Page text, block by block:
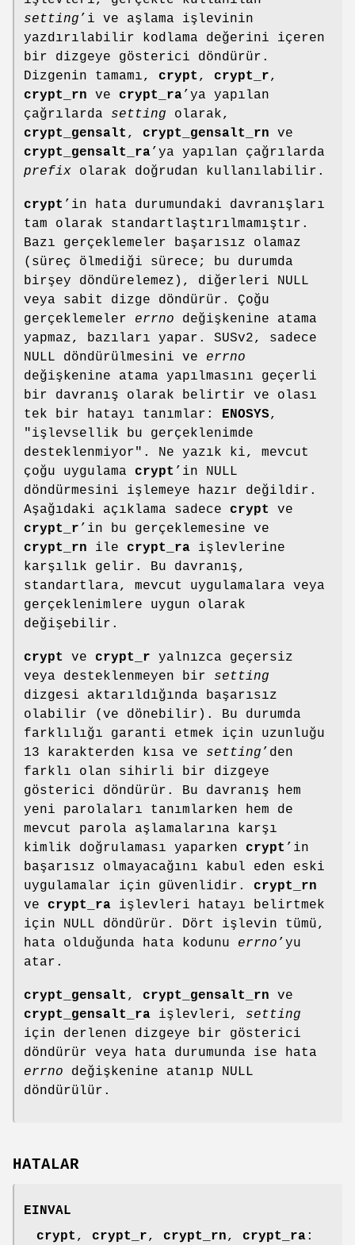
setting ’i ve aşlama işlevinin
yazdırılabilir kodlama değerini içeren
bir dizgeye gösterici döndürür.
Dizgenin tamamı, crypt , crypt_r,
crypt_rn ve crypt_ra’ya yapılan
çağrılarda setting olarak,
crypt_gensalt , crypt_gensalt_rn ve
crypt_gensalt_ra’ya yapılan çağrılarda
prefix olarak doğrudan kullanılabilir.
crypt ’in hata durumundaki davranışları
tam olarak standartlaştırılmamıştır.
Bazı gerçeklemeler başarısız olamaz
(süreç ölmediği sürece; bu durumda
birşey döndürelemez), diğerleri NULL
veya sabit dizge döndürür. Çoğu
gerçeklemeler errno değişkenine atama
yapmaz, bazıları yapar. SUSv2, sadece
NULL döndürülmesini ve errno
değişkenine atama yapılmasını geçerli
bir davranış olarak belirtir ve olası
tek bir hatayı tanımlar: ENOSYS,
"işlevsellik bu gerçeklenimde
desteklenmiyor". Ne yazık ki, mevcut
çoğu uygulama crypt ’in NULL
döndürmesini işlemeye hazır değildir.
Aşağıdaki açıklama sadece crypt
ve
crypt_r ’in bu gerçeklemesine ve
crypt_rn ile crypt_ra işlevlerine
karşılık gelir. Bu davranış,
standartlara, mevcut uygulamalara veya
gerçeklenimlere uygun olarak
değişebilir.
crypt ve crypt_r yalnızca geçersiz
veya desteklenmeyen bir setting
dizgesi aktarıldığında başarısız
olabilir (ve dönebilir). Bu durumda
farklılığı garanti etmek için uzunluğu
13 karakterden kısa ve setting ’den
farklı olan sihirli bir dizgeye
gösterici döndürür. Bu davranış hem
yeni parolaları tanımlarken hem de
mevcut parola aşlamalarına karşı
kimlik doğrulaması yaparken crypt ’in
başarısız olmayacağını kabul eden eski
uygulamalar için güvenlidir. crypt_rn
ve crypt_ra işlevleri hatayı belirtmek
için NULL döndürür. Dört işlevin tümü,
hata olduğunda hata kodunu errno ’yu
atar.
crypt_gensalt , crypt_gensalt_rn ve
crypt_gensalt_ra işlevleri, setting
için derlenen dizgeye bir gösterici
döndürür veya hata durumunda ise hata
errno değişkenine atanıp NULL
döndürülür.
HATALAR
EINVAL
crypt , crypt_r, crypt_rn, crypt_ra: